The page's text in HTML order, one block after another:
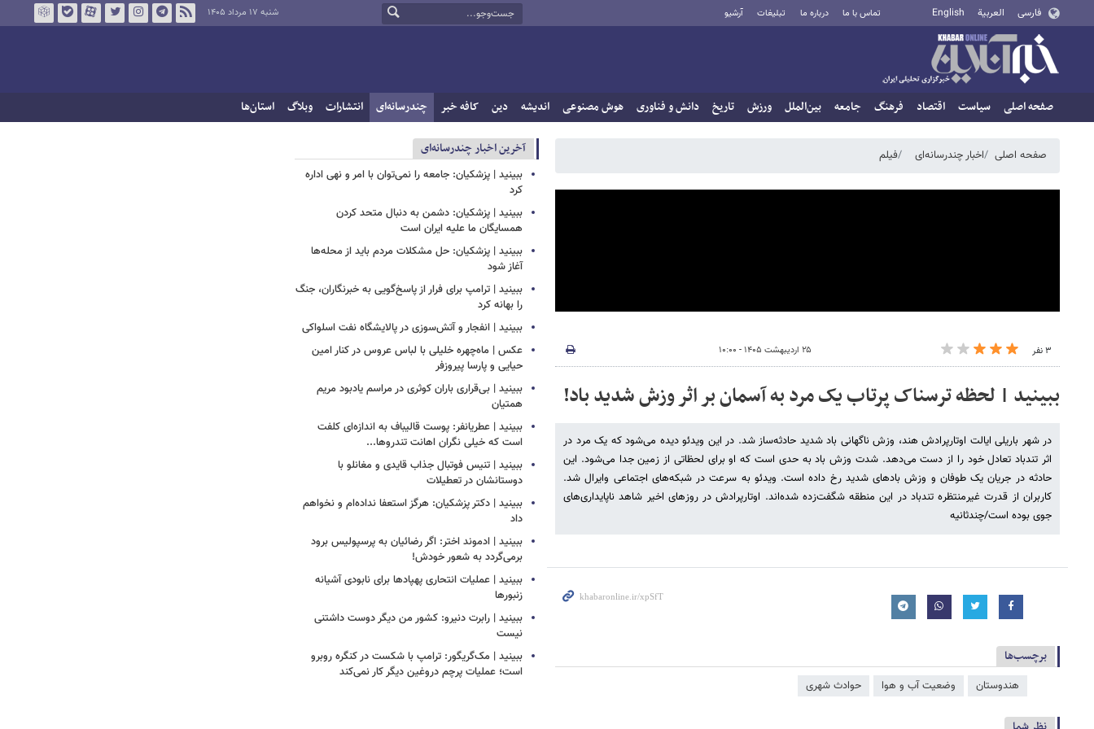
فارسی العربية English تماس با ما درباره ما تبلیغات آرشیو شنبه ۱۷ مرداد ۱۴۰۵
صفحه اصلی سیاست اقتصاد فرهنگ جامعه بین‌الملل ورزش تاریخ دانش و فناوری هوش مصنوعی اندیشه دین کافه خبر چندرسانه‌ای انتشارات وبلاگ استان‌ها
صفحه اصلی اخبار چندرسانه‌ای فیلم
۳ نفر ۲۵ اردیبهشت ۱۴۰۵ - ۱۰:۰۰
ببینید | لحظه ترسناک پرتاب یک مرد به آسمان بر اثر وزش شدید باد!
در شهر باریلی ایالت اوتارپرادش هند، وزش ناگهانی باد شدید حادثه‌ساز شد. در این ویدئو دیده می‌شود که یک مرد در
اثر تندباد تعادل خود را از دست می‌دهد. شدت وزش باد به حدی است که او برای لحظاتی از زمین جدا می‌شود. این
حادثه در جریان یک طوفان و وزش بادهای شدید رخ داده است. ویدئو به سرعت در شبکه‌های اجتماعی وایرال شد.
کاربران از قدرت غیرمنتظره تندباد در این منطقه شگفت‌زده شده‌اند. اوتارپرادش در روزهای اخیر شاهد ناپایداری‌های
جوی بوده است/چندثانیه
برچسب‌ها
هندوستان وضعیت آب و هوا حوادث شهری
آخرین اخبار چندرسانه‌ای
ببینید | پزشکیان: جامعه را نمی‌توان با امر و نهی اداره
کرد
ببینید | پزشکیان: دشمن به دنبال متحد کردن
همسایگان ما علیه ایران است
ببینید | پزشکیان: حل مشکلات مردم باید از محله‌ها
آغاز شود
ببینید | ترامپ برای فرار از پاسخ‌گویی به خبرنگاران، جنگ
را بهانه کرد
ببینید | انفجار و آتش‌سوزی در پالایشگاه نفت اسلواکی
عکس | ماه‌چهره خلیلی با لباس عروس در کنار امین
حیایی و پارسا پیروزفر
ببینید | بی‌قراری باران کوثری در مراسم یادبود مریم
همتیان
ببینید | عطریانفر: پوست قالیباف به اندازه‌ای کلفت
است که خیلی نگران اهانت تندروها...
ببینید | تنیس فوتبال جذاب قایدی و مغانلو با
دوستانشان در تعطیلات
ببینید | دکتر پزشکیان: هرگز استعفا نداده‌ام و نخواهم
داد
ببینید | ادموند اختر: اگر رضائیان به پرسپولیس برود
برمی‌گردد به شعور خودش!
ببینید | عملیات انتحاری پهپادها برای نابودی آشیانه
زنبورها
ببینید | رابرت دنیرو: کشور من دیگر دوست داشتنی
نیست
ببینید | مک‌گریگور: ترامپ با شکست در کنگره روبرو
است؛ عملیات پرچم دروغین دیگر کار نمی‌کند